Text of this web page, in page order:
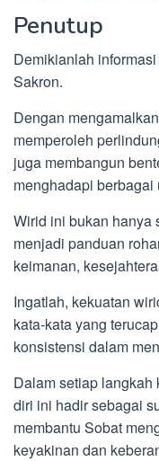
Penutup
Demikianlah
Sakron.
Dengan
memperoleh
juga membangun
menghadapi berbagai
Wirid ini bukan hanya
menjadi panduan
keimanan,
Ingatlah, kekuatan
kata-kata yang
konsistensi dalam
Dalam setiap
diri ini hadir sebagai
membantu Sobat
keyakinan dan